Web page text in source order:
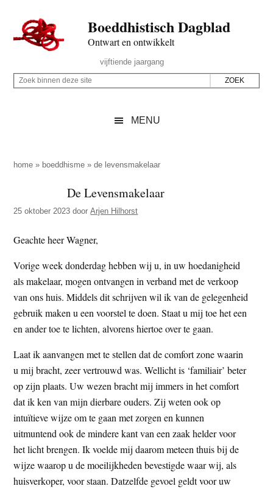
naar
de
inhoud
secondary
naar
de
sidebar
naar
de
Boeddhistisch Dagblad
Ontwart en ontwikkelt
Rechts
vijftiende jaargang
Z
p
z
e
i
t
e
Z
i
e
d
z
e
s
i
t
e
MENU
home » boeddhisme »de levensmakelaar
De Levensmakelaar
25 oktober 2023 doorArjen Hilhorst
Geachte heer Wagner,
Vorige week donderdag hebben wij u, in uw hoedanigheid
als makelaar, mogen ontvangen in verband met de verkoop
van ons huis. Middels dit schrijven wil ik van de gelegenheid
gebruik maken u een voorstel te doen. Staat u mij toe het een
en ander toe te lichten, alvorens hiertoe over te gaan.
Laat ik aanvangen met te stellen dat de comfort zone waarin
u mij bracht, zeer vertrouwd was. Wellicht is ‘familiair’ beter
op zijn plaats. Uw wezen bracht mij immers in het comfort
dat ik ken van mijn dierbare ouders. Zij weten ook op
intuïtieve wijze om te gaan met zorgen en kunnen
uitmuntend ook de mindere kant van een zaak helder voor
het licht brengen. Ik voelde mij daarom meteen thuis bij de
wijze waarop u de moeilijkheden bevestigde waar wij, als
huisverkoper, voor staan. Datzelfde gevoel geldt voor uw